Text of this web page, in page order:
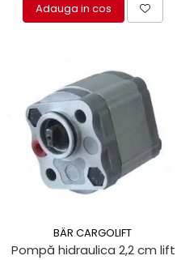
Adauga in cos
BÄR CARGOLIFT
Pompă hidraulica 2,2 cm